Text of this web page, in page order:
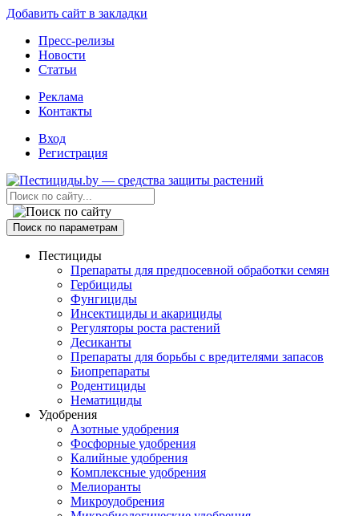
Добавить сайт в закладки
Пресс-релизы
Новости
Статьи
Реклама
Контакты
Вход
Регистрация
Поиск по параметрам
Пестициды
Препараты для предпосевной обработки семян
Гербициды
Фунгициды
Инсектициды и акарициды
Регуляторы роста растений
Десиканты
Препараты для борьбы с вредителями запасов
Биопрепараты
Родентициды
Нематициды
Удобрения
Азотные удобрения
Фосфорные удобрения
Калийные удобрения
Комплексные удобрения
Мелиоранты
Микроудобрения